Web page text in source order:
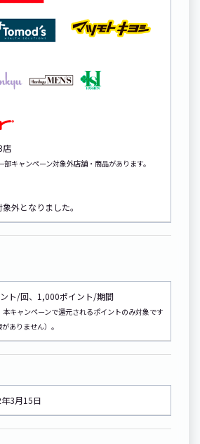
キャンペーン対象外店舗・商品があります。
外となりました。
ト/回、1,000ポイント/期間
キャンペーンで還元されるポイントのみ対象です
ありません）。
3月15日